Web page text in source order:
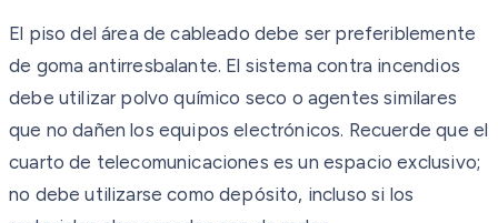
El piso del área de cableado debe ser preferiblemente
de goma antirresbalante. El sistema contra incendios
debe utilizar polvo químico seco o agentes similares
que no dañen los equipos electrónicos. Recuerde que el
cuarto de telecomunicaciones es un espacio exclusivo;
no debe utilizarse como depósito, incluso si los